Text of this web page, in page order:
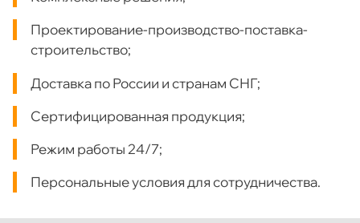
Проектирование-производство-поставка-
строительство;
Доставка по России и странам СНГ;
Сертифицированная продукция;
Режим работы 24/7;
Персональные условия для сотрудничества.